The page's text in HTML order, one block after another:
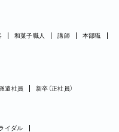
和菓子職人 講師
本部職
遣社員 新卒（正社員）
イダル